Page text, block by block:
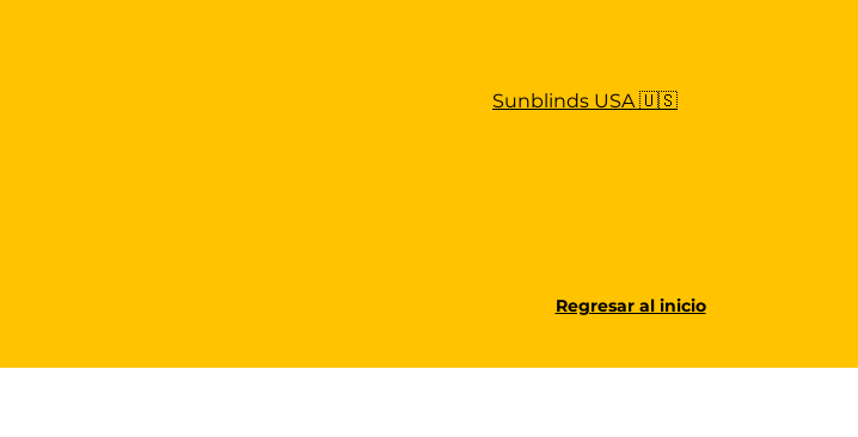
Sunblinds USA 🇺🇸
Regresar al inicio